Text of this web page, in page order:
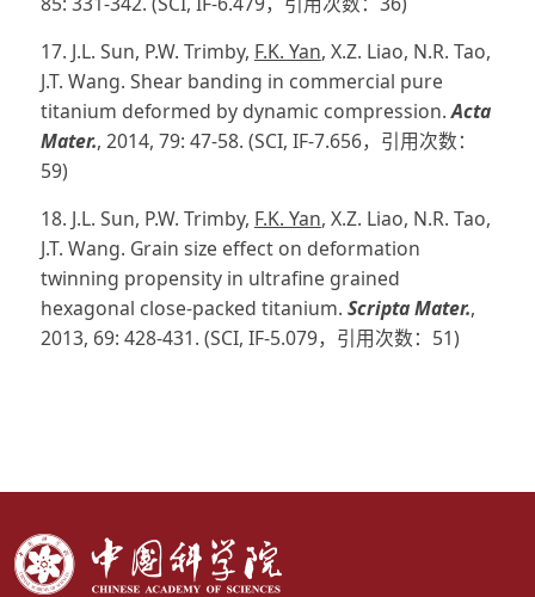
17. J.L. Sun, P.W. Trimby, F.K. Yan, X.Z. Liao, N.R. Tao,
J.T. Wang. Shear banding in commercial pure
titanium deformed by dynamic compression.Acta
Mater., 2014, 79: 47-58. (SCI, IF-7.656，引用次数：
59)
18. J.L. Sun, P.W. Trimby, F.K. Yan, X.Z. Liao, N.R. Tao,
J.T. Wang. Grain size effect on deformation
twinning propensity in ultrafine grained
hexagonal close-packed titanium. Scripta Mater.,
2013, 69: 428-431. (SCI, IF-5.079，引用次数：51)